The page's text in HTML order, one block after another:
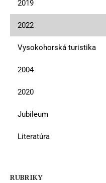
2019
2022
Vysokohorská turistika
2004
2020
Jubileum
Literatúra
RUBRIKY